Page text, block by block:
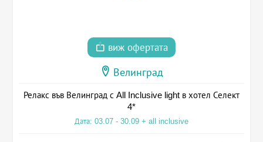
виж офертата
Велинград
Релакс във Велинград с All Inclusive light в хотел Селект
4*
Дата: 03.07 - 30.09 + all inclusive